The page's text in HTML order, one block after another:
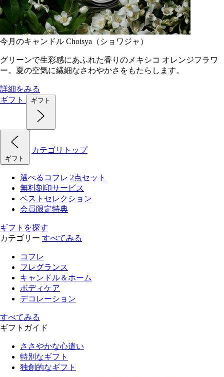
今月のキャンドル Choisya（ショワジャ）
グリーンで生彩感にあふれた香りのメキシコ オレンジフラワ
ー。夏の空気に繊細なさわやかさをもたらします。
詳細をみる
ギフト
ギフト
ギフト
カテゴリトップ
選べるコフレ 2点セット
無料刻印サービス
ベストセレクション
会員限定特典
ギフトを探す
カテゴリー すべてみる
コフレ
フレグランス
キャンドル＆ホーム
ボディケア
デコレーション
すべてみる
ギフトガイド
ささやかな心遣い
特別なギフト
独創的なギフト